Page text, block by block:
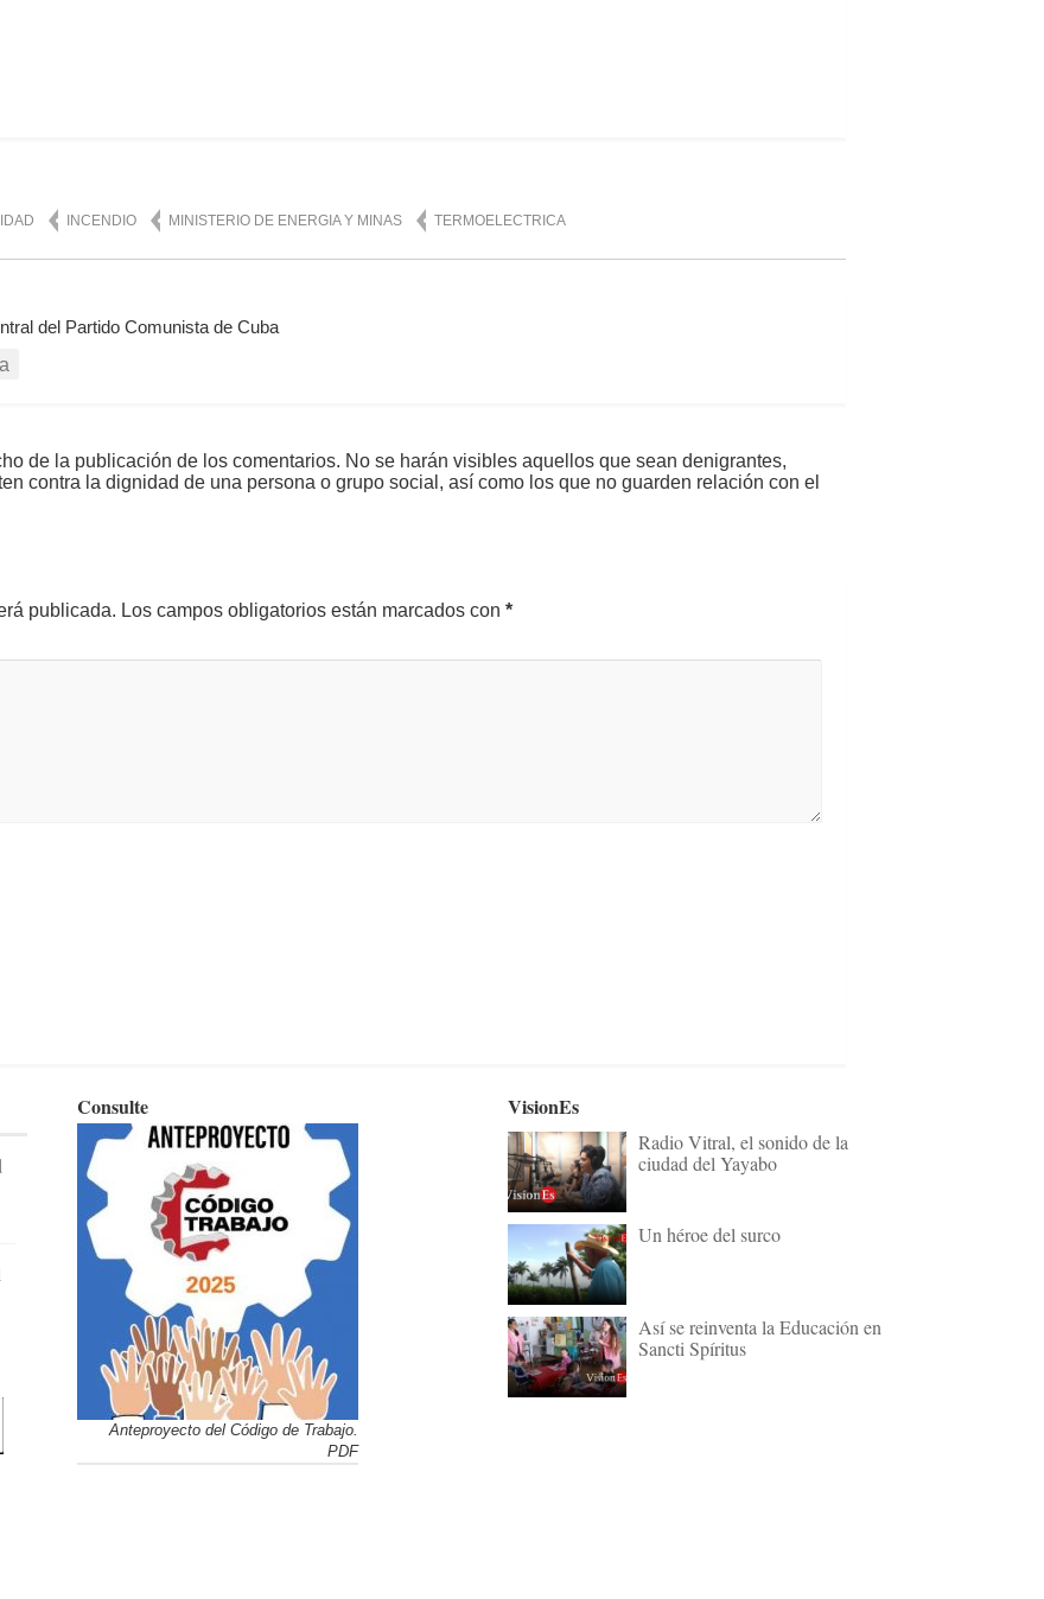
INCENDIO MINISTERIO DE ENERGIA Y MINAS TERMOELECTRICA
del Partido Comunista de Cuba
de la publicación de los comentarios. No se harán visibles aquellos que sean denigrantes,
contra la dignidad de una persona o grupo social, así como los que no guarden relación con el
publicada. Los campos obligatorios están marcados con *
Consulte
Anteproyecto del Código de Trabajo.
PDF
VisionEs
Radio Vitral, el sonido de la
ciudad del Yayabo
Un héroe del surco
Así se reinventa la Educación en
Sancti Spíritus